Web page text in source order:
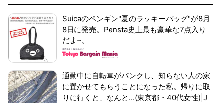
Suicaのペンギン"夏のラッキーバッグ"が8月
8日に発売。Pensta史上最も豪華な7点入り
だよ~。
通勤中に自転車がパンクし、知らない人の家
に置かせてもらうことになった私。帰りに取
りに行くと、なんと...(東京都・40代女性)|J